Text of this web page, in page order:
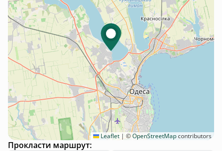
Leaflet | ©OpenStreetMapcontributors
Прокласти маршрут: